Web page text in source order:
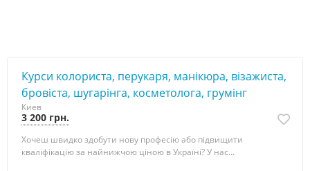
Курси колориста, перукаря, манікюра, візажиста,
бровіста, шугарінга, косметолога, грумінг
Киев
3 200 грн.
Хочеш швидко здобути нову професію або підвищити
кваліфікацію за найнижчою ціною в Україні? У нас...